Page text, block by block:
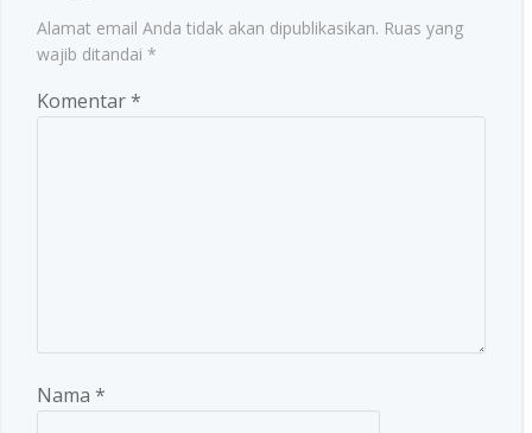
Alamat email Anda tidak akan dipublikasikan. Ruas yang
wajib ditandai *
Komentar*
Nama *